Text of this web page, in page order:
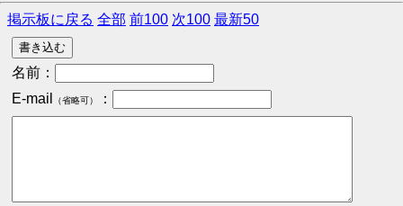
掲示板に戻る 全部 前100 次100 最新50
名前：
E-mail
（省略可） ：